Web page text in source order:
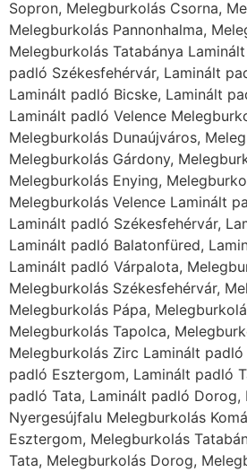
Sopron, Melegburkolás Csorna,
Melegburkolás Pannonhalma,
Melegburkolás Tatabánya
padló Székesfehérvár, Laminált
Laminált padló Bicske, Laminált
Laminált padló Velence
Melegburkolás Dunaújváros,
Melegburkolás Gárdony,
Melegburkolás Enying,
Melegburkolás Velence Laminált
Laminált padló Székesfehérvár,
Laminált padló Balatonfüred,
Laminált padló Várpalota,
Melegburkolás Székesfehérvár,
Melegburkolás Pápa,
Melegburkolás Tapolca,
Melegburkolás Zirc Laminált
padló Esztergom, Laminált padló
padló Tata, Laminált padló Dorog,
Nyergesújfalu Melegburkolás
Esztergom, Melegburkolás
Tata, Melegburkolás Dorog,